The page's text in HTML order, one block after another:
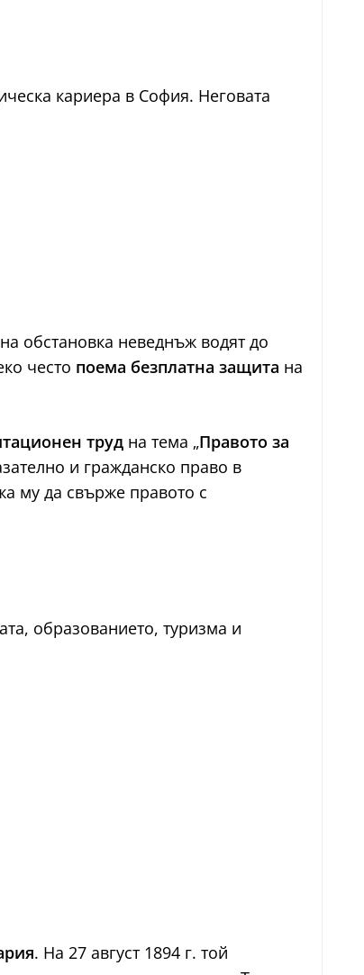
кариера в София. Неговата
обстановка неведнъж водят до
често поема безплатна защита на
труд на тема „Правото за
и гражданско право в
му да свърже правото с
образованието, туризма и
. На 27 август 1894 г. той